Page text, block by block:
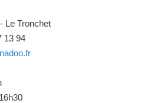
Le Tronchet
13 94